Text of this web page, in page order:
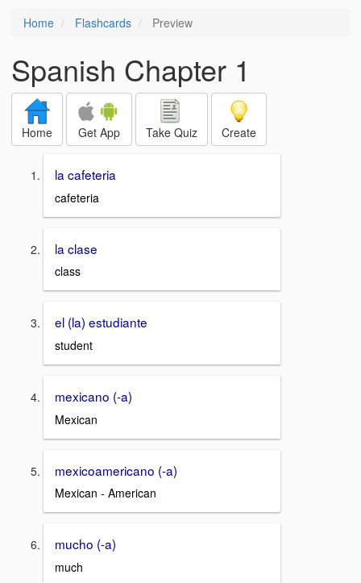
Home Flashcards Preview
Spanish Chapter 1
Home Get App Take Quiz Create
la cafeteria
cafeteria
la clase
class
el (la) estudiante
student
mexicano (-a)
Mexican
mexicoamericano (-a)
Mexican - American
mucho (-a)
much